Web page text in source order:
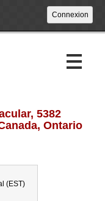
5382
Ontario
(EST)